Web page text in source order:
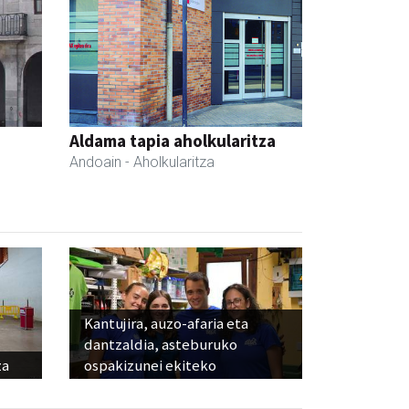
Aldama tapia aholkularitza
Andoain - Aholkularitza
Kantujira, auzo-afaria eta
dantzaldia, asteburuko
ospakizunei ekiteko